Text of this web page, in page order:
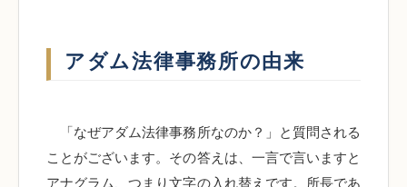
アダム法律事務所の由来
「なぜアダム法律事務所なのか？」と質問される
ことがございます。その答えは、一言で言いますと
アナグラム、つまり文字の入れ替えです。所長であ